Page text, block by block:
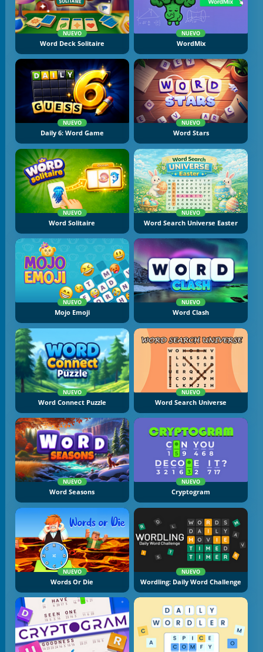
NUEVO
Word Deck Solitaire
NUEVO
WordMix
NUEVO
Daily 6: Word Game
NUEVO
Word Stars
NUEVO
Word Solitaire
NUEVO
Word Search Universe Easter
NUEVO
Mojo Emoji
NUEVO
Word Clash
NUEVO
Word Connect Puzzle
NUEVO
Word Search Universe
NUEVO
Word Seasons
NUEVO
Cryptogram
NUEVO
Words Or Die
NUEVO
Wordling: Daily Word Challenge